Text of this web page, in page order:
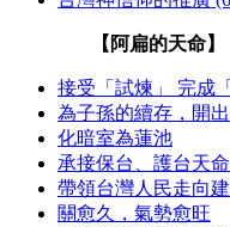
【阿扁的天命】
接受「試煉」 完成
為子孫的續存，開
化暗室為蓮池
承接保台、護台天命
帶領台灣人民走向
關愈久，氣勢愈旺